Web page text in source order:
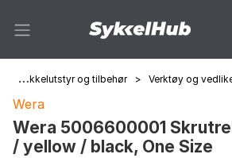
Sykkelutstyr og tilbehør > Verktøy og
Wera
Wera 5006600001
/ yellow / black, One Size